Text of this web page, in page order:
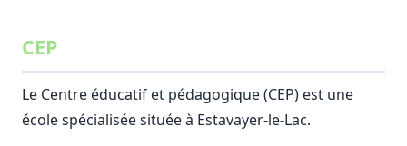
CEP
Le Centre éducatif et pédagogique (CEP) est une
école spécialisée située à Estavayer-le-Lac.